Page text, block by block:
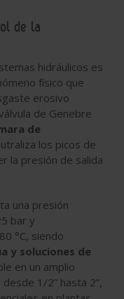
de la
hidráulicos es
físico que
erosivo
de Genebre
de
los picos de
la presión de salida
una presión
bar y
°C, siendo
y soluciones de
en un amplio
1/2” hasta 2”,